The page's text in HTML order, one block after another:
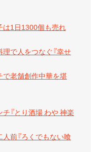
は1日1300個も売れ
で人をつなぐ『幸せ
で老舗創作中華を堪
『とり酒場 わや 神楽
前『ろくでもない喰